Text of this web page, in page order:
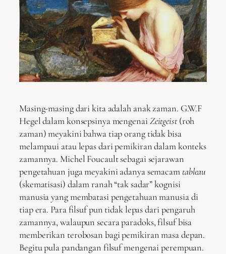
Masing-masing dari kita adalah anak zaman. G.W.F
Hegel dalam konsepsinya mengenai Zeitgeist(roh
zaman) meyakini bahwa tiap orang tidak bisa
melampaui atau lepas dari pemikiran dalam konteks
zamannya. Michel Foucault sebagai sejarawan
pengetahuan juga meyakini adanya semacam tableau
(skematisasi) dalam ranah “tak sadar” kognisi
manusia yang membatasi pengetahuan manusia di
tiap era. Para filsuf pun tidak lepas dari pengaruh
zamannya, walaupun secara paradoks, filsuf bisa
memberikan terobosan bagi pemikiran masa depan.
Begitu pula pandangan filsuf mengenai perempuan.